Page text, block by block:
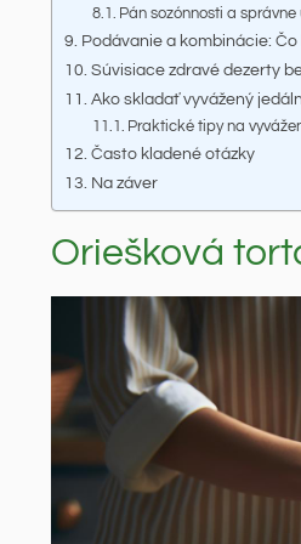
Pán sozónnosti a
Podávanie a kombinácie:
Súvisiace zdravé dezerty
Ako skladať vyvážený
Praktické tipy na
Často kladené otázky
Na záver
Oriešková